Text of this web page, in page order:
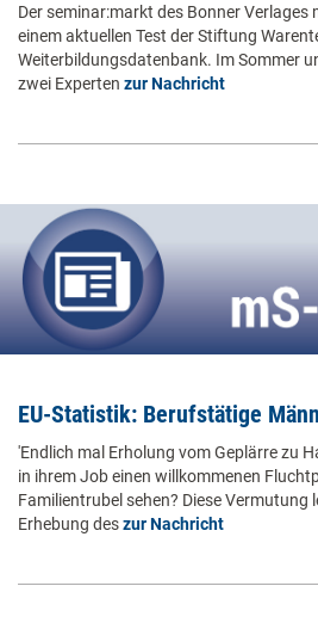
Der seminar:markt des Bonner Verlages
einem aktuellen Test der Stiftung
Weiterbildungsdatenbank. Im Sommer
zwei Experten zur Nachricht
EU-Statistik: Berufstätige
'Endlich mal Erholung vom Geplärre zu
in ihrem Job einen willkommenen
Familientrubel sehen? Diese Vermutung
Erhebung deszur Nachricht